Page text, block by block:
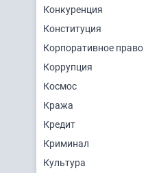
Конкуренция
Конституция
Корпоративное право
Коррупция
Космос
Кража
Кредит
Криминал
Культура